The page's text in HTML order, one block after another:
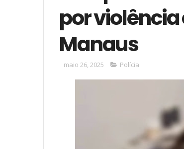
por
Manaus
maio 26, 2025 Polícia